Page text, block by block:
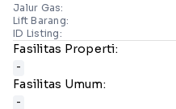
Jalur Gas:
Lift Barang:
ID Listing:
Fasilitas Properti:
-
Fasilitas Umum:
-